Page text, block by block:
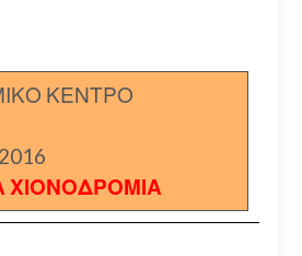
ΚΕΝΤΡΟ
ΧΙΟΝΟΔΡΟΜΙΑ